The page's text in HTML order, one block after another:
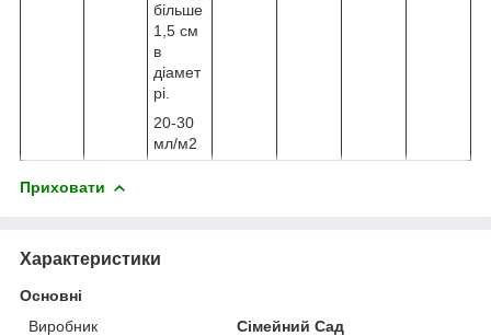
більше
1,5 см
в
діамет
рі.
20-30
мл/м2
Приховати
Характеристики
Основні
Виробник
Сімейний Сад